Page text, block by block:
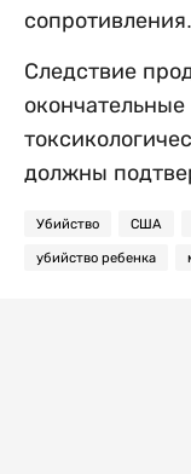
сопротивления.
Следствие
окончательные
должны
Убийство США
убийство ребенка